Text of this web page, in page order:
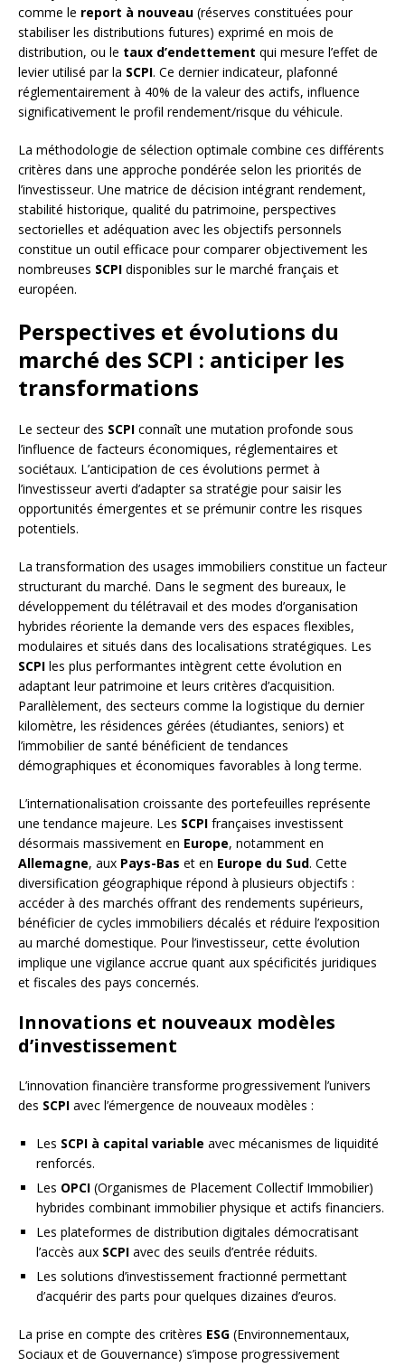
comme le report à nouveau (réserves constituées pour
stabiliser les distributions futures) exprimé en mois de
distribution, ou le taux d’endettement qui mesure l’effet de
levier utilisé par la SCPI. Ce dernier indicateur, plafonné
réglementairement à 40% de la valeur des actifs, influence
significativement le profil rendement/risque du véhicule.
La méthodologie de sélection optimale combine ces différents
critères dans une approche pondérée selon les priorités de
l’investisseur. Une matrice de décision intégrant rendement,
stabilité historique, qualité du patrimoine, perspectives
sectorielles et adéquation avec les objectifs personnels
constitue un outil efficace pour comparer objectivement les
nombreuses SCPI disponibles sur le marché français et
européen.
Perspectives et évolutions du
marché des SCPI : anticiper les
transformations
Le secteur des SCPI connaît une mutation profonde sous
l’influence de facteurs économiques, réglementaires et
sociétaux. L’anticipation de ces évolutions permet à
l’investisseur averti d’adapter sa stratégie pour saisir les
opportunités émergentes et se prémunir contre les risques
potentiels.
La transformation des usages immobiliers constitue un facteur
structurant du marché. Dans le segment des bureaux, le
développement du télétravail et des modes d’organisation
hybrides réoriente la demande vers des espaces flexibles,
modulaires et situés dans des localisations stratégiques. Les
SCPI les plus performantes intègrent cette évolution en
adaptant leur patrimoine et leurs critères d’acquisition.
Parallèlement, des secteurs comme la logistique du dernier
kilomètre, les résidences gérées (étudiantes, seniors) et
l’immobilier de santé bénéficient de tendances
démographiques et économiques favorables à long terme.
L’internationalisation croissante des portefeuilles représente
une tendance majeure. Les SCPI françaises investissent
désormais massivement en Europe, notamment en
Allemagne, aux Pays-Bas et en Europe du Sud. Cette
diversification géographique répond à plusieurs objectifs :
accéder à des marchés offrant des rendements supérieurs,
bénéficier de cycles immobiliers décalés et réduire l’exposition
au marché domestique. Pour l’investisseur, cette évolution
implique une vigilance accrue quant aux spécificités juridiques
et fiscales des pays concernés.
Innovations et nouveaux modèles
d’investissement
L’innovation financière transforme progressivement l’univers
des SCPI avec l’émergence de nouveaux modèles :
Les SCPI à capital variable avec mécanismes de liquidité
renforcés.
Les OPCI (Organismes de Placement Collectif Immobilier)
hybrides combinant immobilier physique et actifs financiers.
Les plateformes de distribution digitales démocratisant
l’accès aux SCPI avec des seuils d’entrée réduits.
Les solutions d’investissement fractionné permettant
d’acquérir des parts pour quelques dizaines d’euros.
La prise en compte des critères ESG (Environnementaux,
Sociaux et de Gouvernance) s’impose progressivement